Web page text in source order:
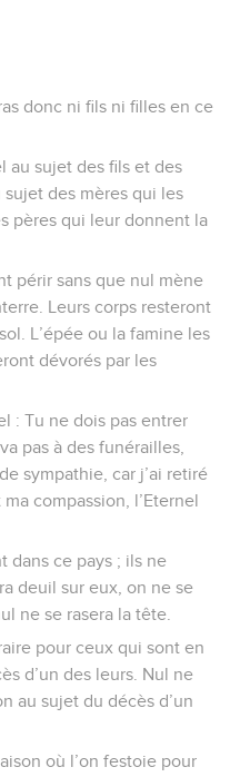
donc ni fils ni filles en ce
au sujet des fils et des
des mères qui les
pères qui leur donnent la
périr sans que nul mène
Leurs corps resteront
L’épée ou la famine les
dévorés par les
: Tu ne dois pas entrer
pas à des funérailles,
sympathie, car j’ai retiré
compassion, l’Eternel
dans ce pays ; ils ne
deuil sur eux, on ne se
ne se rasera la tête.
pour ceux qui sont en
d’un des leurs. Nul ne
au sujet du décès d’un
où l’on festoie pour